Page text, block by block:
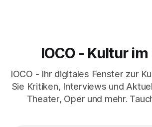
IOCO - Kultur
IOCO - Ihr digitales Fenster zur
Sie Kritiken, Interviews und
Theater, Oper und mehr.